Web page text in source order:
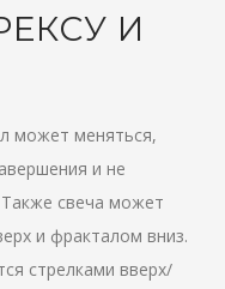
И
может меняться,
и не
свеча может
и фракталом вниз.
стрелками вверх/